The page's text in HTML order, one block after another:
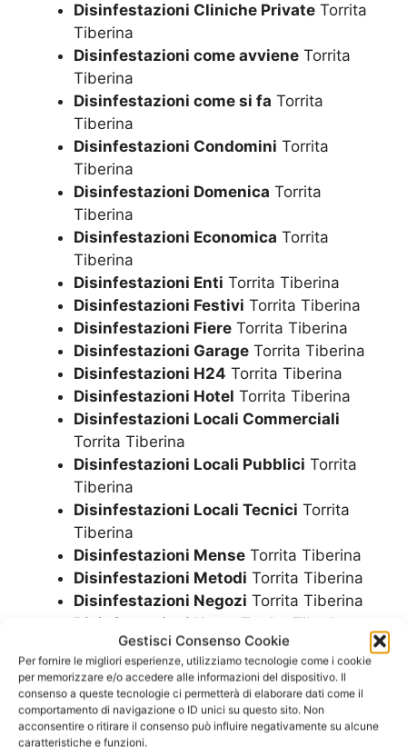
Gestisci Consenso Cookie
Per fornire le migliori esperienze, utilizziamo tecnologie come i cookie
per memorizzare e/o accedere alle informazioni del dispositivo. Il
consenso a queste tecnologie ci permetterà di elaborare dati come il
comportamento di navigazione o ID unici su questo sito. Non
acconsentire o ritirare il consenso può influire negativamente su alcune
caratteristiche e funzioni.
Disinfestazioni Cliniche Private Torrita
Tiberina
Disinfestazioni come avviene Torrita
Tiberina
Disinfestazioni come si fa Torrita
Tiberina
Disinfestazioni Condomini Torrita
Tiberina
Disinfestazioni Domenica Torrita
Tiberina
Disinfestazioni Economica Torrita
Tiberina
Disinfestazioni Enti Torrita Tiberina
Disinfestazioni Festivi Torrita Tiberina
Disinfestazioni Fiere Torrita Tiberina
Disinfestazioni Garage Torrita Tiberina
Disinfestazioni H24 Torrita Tiberina
Disinfestazioni Hotel Torrita Tiberina
Disinfestazioni Locali Commerciali
Torrita Tiberina
Disinfestazioni Locali Pubblici Torrita
Tiberina
Disinfestazioni Locali Tecnici Torrita
Tiberina
Disinfestazioni Mense Torrita Tiberina
Disinfestazioni Metodi Torrita Tiberina
Disinfestazioni Negozi Torrita Tiberina
Disinfestazioni Notte
Torrita Tiberina
Disinfestazioni Parchi Torrita Tiberina
Disinfestazioni ParcoTorrita Tiberina
Disinfestazioni PubTorrita Tiberina
Disinfestazioni ResidenceTorrita
Tiberina